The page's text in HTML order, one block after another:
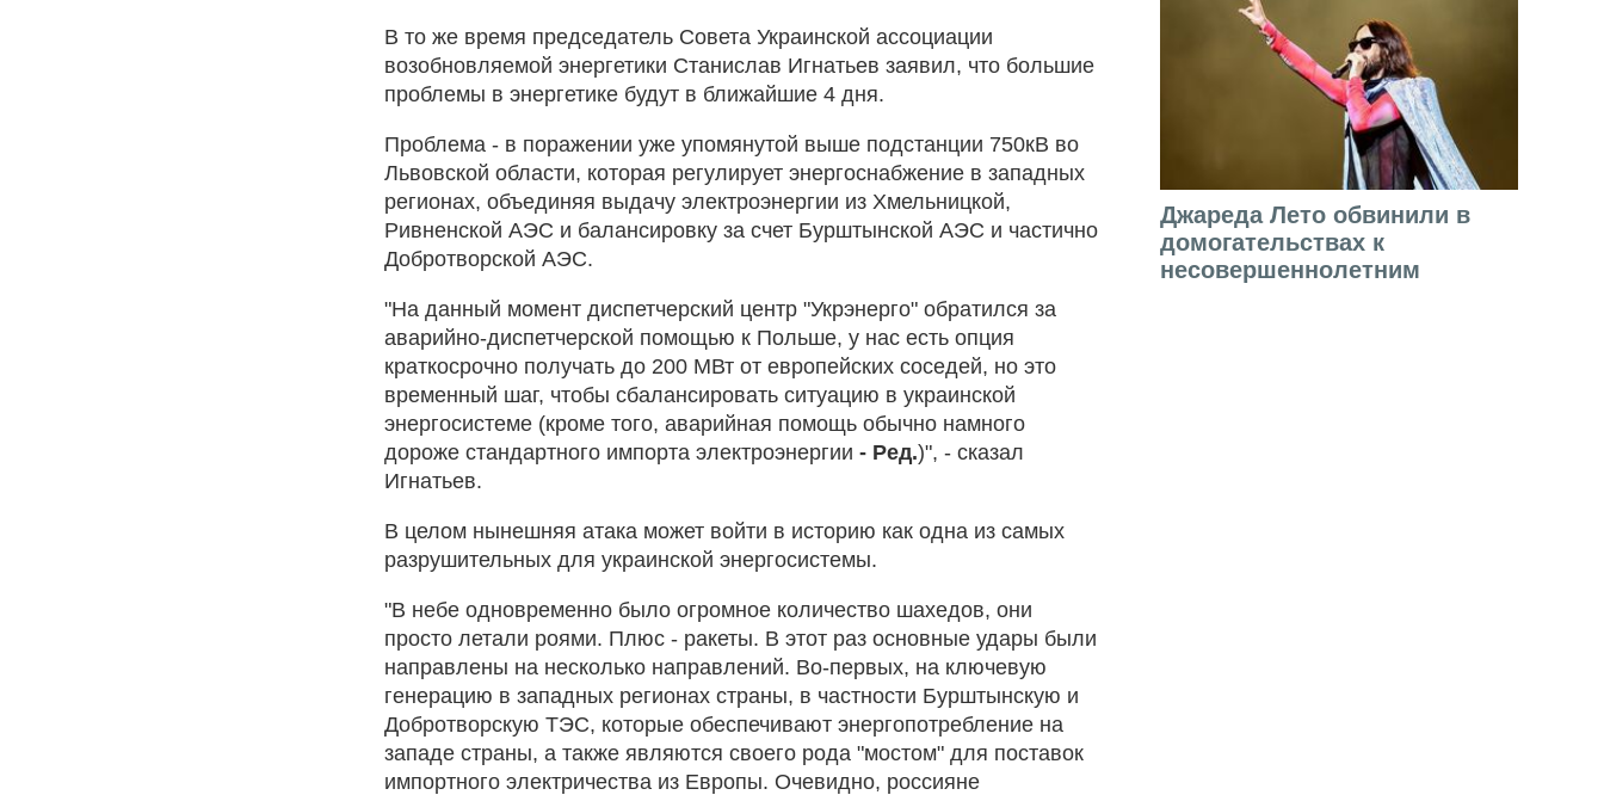
Джареда Лето обвинили в
домогательствах к
несовершеннолетним
В то же время председатель Совета Украинской ассоциации
возобновляемой энергетики Станислав Игнатьев заявил, что большие
проблемы в энергетике будут в ближайшие 4 дня.
Проблема - в поражении уже упомянутой выше подстанции 750кВ во
Львовской области, которая регулирует энергоснабжение в западных
регионах, объединяя выдачу электроэнергии из Хмельницкой,
Ривненской АЭС и балансировку за счет Бурштынской АЭС и частично
Добротворской АЭС.
"На данный момент диспетчерский центр "Укрэнерго" обратился за
аварийно-диспетчерской помощью к Польше, у нас есть опция
краткосрочно получать до 200 МВт от европейских соседей, но это
временный шаг, чтобы сбалансировать ситуацию в украинской
энергосистеме (кроме того, аварийная помощь обычно намного
дороже стандартного импорта электроэнергии - Ред.)", - сказал
Игнатьев.
В целом нынешняя атака может войти в историю как одна из самых
разрушительных для украинской энергосистемы.
"В небе одновременно было огромное количество шахедов, они
просто летали роями. Плюс - ракеты. В этот раз основные удары были
направлены на несколько направлений. Во-первых, на ключевую
генерацию в западных регионах страны, в частности Бурштынскую и
Добротворскую ТЭС, которые обеспечивают энергопотребление на
западе страны, а также являются своего рода "мостом" для поставок
импортного электричества из Европы. Очевидно, россияне